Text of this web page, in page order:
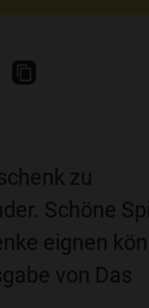
zu
Schöne
eignen
von Das